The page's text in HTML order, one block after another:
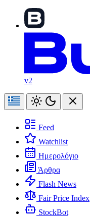
v2
Feed
Watchlist
Ημερολόγιο
Άρθρα
Flash News
Fair Price Index
StockBot